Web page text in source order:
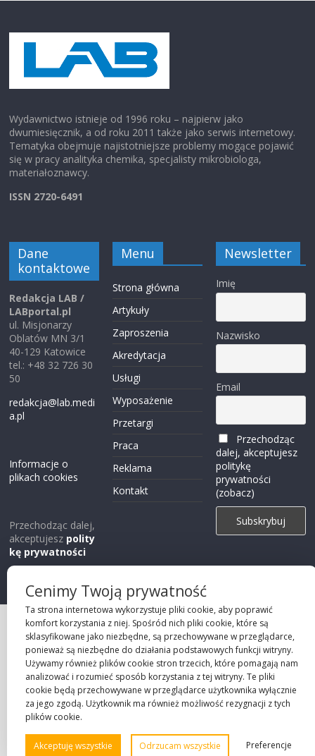
Wydawnictwo istnieje od 1996 roku – najpierw jako
dwumiesięcznik, a od roku 2011 także jako serwis internetowy.
Tematyka obejmuje najistotniejsze problemy mogące pojawić
się w pracy analityka chemika, specjalisty mikrobiologa,
materiałoznawcy.
ISSN 2720-6491
Dane
kontaktowe
Redakcja LAB /
LABportal.pl
ul. Misjonarzy
Oblatów MN 3/1
40-129 Katowice
tel.: +48 32 726 30
50
redakcja@lab.medi
a.pl
Informacje o
plikach cookies
Przechodząc dalej,
akceptujesz polity
kę prywatności
Menu
Strona główna
Artykuły
Zaproszenia
Akredytacja
Usługi
Wyposażenie
Przetargi
Praca
Reklama
Kontakt
Newsletter
Imię
Nazwisko
Email
Przechodząc
dalej, akceptujesz
politykę
prywatności
(zobacz)
Projekt strony
©2026 Robie Sp. z o.o.
Cenimy Twoją prywatność
Ta strona internetowa wykorzystuje pliki cookie, aby poprawić
komfort korzystania z niej. Spośród nich pliki cookie, które są
sklasyfikowane jako niezbędne, są przechowywane w przeglądarce,
ponieważ są niezbędne do działania podstawowych funkcji witryny.
Używamy również plików cookie stron trzecich, które pomagają nam
analizować i rozumieć sposób korzystania z tej witryny. Te pliki
cookie będą przechowywane w przeglądarce użytkownika wyłącznie
za jego zgodą. Użytkownik ma również możliwość rezygnacji z tych
plików cookie.
Akceptuję wszystkie Odrzucam wszystkie Preferencje